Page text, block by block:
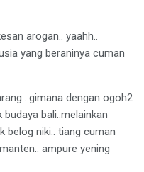
arogan.. yaahh..
yang beraninya cuman
gimana dengan ogoh2
bali..melainkan
belog niki.. tiang cuman
ampure yening